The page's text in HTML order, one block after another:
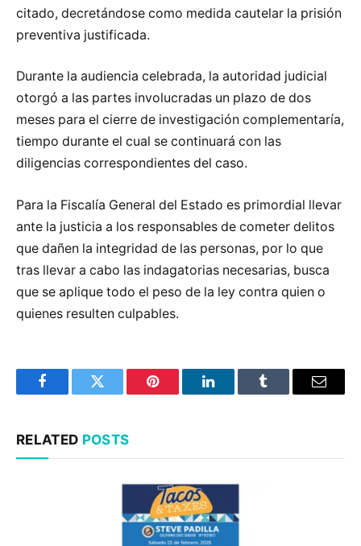
citado, decretándose como medida cautelar la prisión
preventiva justificada.
Durante la audiencia celebrada, la autoridad judicial
otorgó a las partes involucradas un plazo de dos
meses para el cierre de investigación complementaría,
tiempo durante el cual se continuará con las
diligencias correspondientes del caso.
Para la Fiscalía General del Estado es primordial llevar
ante la justicia a los responsables de cometer delitos
que dañen la integridad de las personas, por lo que
tras llevar a cabo las indagatorias necesarias, busca
que se aplique todo el peso de la ley contra quien o
quienes resulten culpables.
FacebookTwitter Pinterest LinkedInTumblr Email
RELATED POSTS